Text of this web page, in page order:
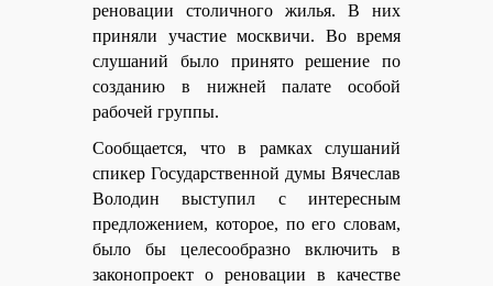
реновации столичного жилья. В них
приняли участие москвичи. Во время
слушаний было принято решение по
созданию в нижней палате особой
рабочей группы.
Сообщается, что в рамках слушаний
спикер Государственной думы Вячеслав
Володин выступил с интересным
предложением, которое, по его словам,
было бы целесообразно включить в
законопроект о реновации в качестве